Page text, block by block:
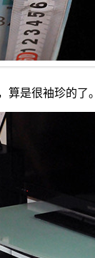
算是很袖珍的了。